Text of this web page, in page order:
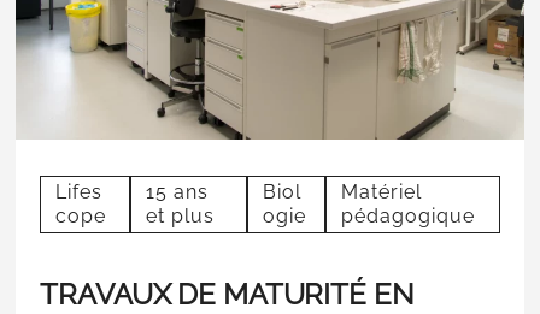
Lifes
cope
15 ans
et plus
Biol
ogie
Matériel
pédagogique
TRAVAUX DE MATURITÉ EN